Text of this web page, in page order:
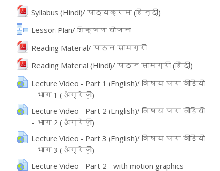
Syllabus (Hindi)/ पाठ्यक्रम (हिन्दी)
File
Lesson Plan/ शिक्षण योजना
Reading Material/ पठन सामग्री
File
Reading Material (Hindi)/ पठन सामग्री (हिंदी)
File
Lecture Video - Part 1 (English)/ विषय पर वीडियो
- भाग 1 (अंग्रेज़ी)
URL
Lecture Video - Part 2 (English)/ विषय पर वीडियो
- भाग 2 (अंग्रेज़ी)
URL
Lecture Video - Part 3 (English)/ विषय पर वीडियो
- भाग 3 (अंग्रेज़ी)
URL
Lecture Video - Part 2 - with motion graphics